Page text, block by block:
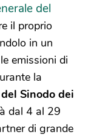
del
il proprio
in un
emissioni di
la
Sinodo dei
dal 4 al 29
di grande